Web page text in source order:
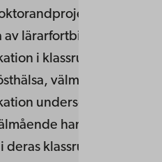
av lärarfortbildning
i klassrummet.
välmående samt
undersöks liksom om
har något
deras klassrum.